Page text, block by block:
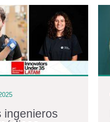
ingenieros